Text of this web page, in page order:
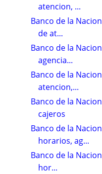
atencion, ...
Banco de la
de at...
Banco de la
agencia...
Banco de la
atencion,...
Banco de la
cajeros
Banco de la
horarios, ag...
Banco de la
hor...